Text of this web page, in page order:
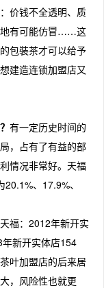
价钱不全透明、质
地有可能仿冒……这
包裝茶才可以给予
建造连锁加盟店又
有一定历史时间的
，占有了有益的部
情况非常好。天福
、17.9%、
福：2012年新开实
新开实体店154
叶加盟店的后来居
，风险性也就更